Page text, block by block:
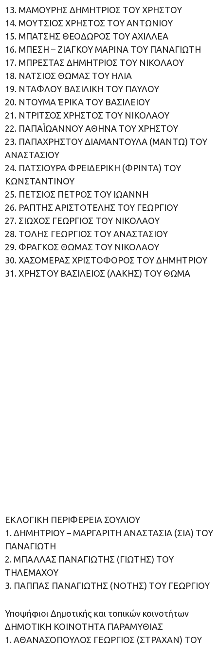
13. ΜΑΜΟΥΡΗΣ ΔΗΜΗΤΡΙΟΣ ΤΟΥ ΧΡΗΣΤΟΥ
14. ΜΟΥΤΣΙΟΣ ΧΡΗΣΤΟΣ ΤΟΥ ΑΝΤΩΝΙΟΥ
15. ΜΠΑΤΣΗΣ ΘΕΟΔΩΡΟΣ ΤΟΥ ΑΧΙΛΛΕΑ
16. ΜΠΕΣΗ – ΖΙΑΓΚΟΥ ΜΑΡΙΝΑ ΤΟΥ ΠΑΝΑΓΙΩΤΗ
17. ΜΠΡΕΣΤΑΣ ΔΗΜΗΤΡΙΟΣ ΤΟΥ ΝΙΚΟΛΑΟΥ
18. ΝΑΤΣΙΟΣ ΘΩΜΑΣ ΤΟΥ ΗΛΙΑ
19. ΝΤΑΦΛΟΥ ΒΑΣΙΛΙΚΗ ΤΟΥ ΠΑΥΛΟΥ
20. ΝΤΟΥΜΑ ΈΡΙΚΑ ΤΟΥ ΒΑΣΙΛΕΙΟΥ
21. ΝΤΡΙΤΣΟΣ ΧΡΗΣΤΟΣ ΤΟΥ ΝΙΚΟΛΑΟΥ
22. ΠΑΠΑΪΩΑΝΝΟΥ ΑΘΗΝΑ ΤΟΥ ΧΡΗΣΤΟΥ
23. ΠΑΠΑΧΡΗΣΤΟΥ ΔΙΑΜΑΝΤΟΥΛΑ (ΜΑΝΤΩ) ΤΟΥ
ΑΝΑΣΤΑΣΙΟΥ
24. ΠΑΤΣΙΟΥΡΑ ΦΡΕΙΔΕΡΙΚΗ (ΦΡΙΝΤΑ) ΤΟΥ
ΚΩΝΣΤΑΝΤΙΝΟΥ
25. ΠΕΤΣΙΟΣ ΠΕΤΡΟΣ ΤΟΥ ΙΩΑΝΝΗ
26. ΡΑΠΤΗΣ ΑΡΙΣΤΟΤΕΛΗΣ ΤΟΥ ΓΕΩΡΓΙΟΥ
27. ΣΙΩΧΟΣ ΓΕΩΡΓΙΟΣ ΤΟΥ ΝΙΚΟΛΑΟΥ
28. ΤΟΛΗΣ ΓΕΩΡΓΙΟΣ ΤΟΥ ΑΝΑΣΤΑΣΙΟΥ
29. ΦΡΑΓΚΟΣ ΘΩΜΑΣ ΤΟΥ ΝΙΚΟΛΑΟΥ
30. ΧΑΣΟΜΕΡΑΣ ΧΡΙΣΤΟΦΟΡΟΣ ΤΟΥ ΔΗΜΗΤΡΙΟΥ
31. ΧΡΗΣΤΟΥ ΒΑΣΙΛΕΙΟΣ (ΛΑΚΗΣ) ΤΟΥ ΘΩΜΑ
ΕΚΛΟΓΙΚΗ ΠΕΡΙΦΕΡΕΙΑ ΣΟΥΛΙΟΥ
1. ΔΗΜΗΤΡΙΟΥ – ΜΑΡΓΑΡΙΤΗ ΑΝΑΣΤΑΣΙΑ (ΣΙΑ) ΤΟΥ
ΠΑΝΑΓΙΩΤΗ
2. ΜΠΑΛΛΑΣ ΠΑΝΑΓΙΩΤΗΣ (ΓΙΩΤΗΣ) ΤΟΥ
ΤΗΛΕΜΑΧΟΥ
3. ΠΑΠΠΑΣ ΠΑΝΑΓΙΩΤΗΣ (ΝΟΤΗΣ) ΤΟΥ ΓΕΩΡΓΙΟΥ
Υποψήφιοι Δημοτικής και τοπικών κοινοτήτων
ΔΗΜΟΤΙΚΗ ΚΟΙΝΟΤΗΤΑ ΠΑΡΑΜΥΘΙΑΣ
1. ΑΘΑΝΑΣΟΠΟΥΛΟΣ ΓΕΩΡΓΙΟΣ (ΣΤΡΑΧΑΝ) ΤΟΥ